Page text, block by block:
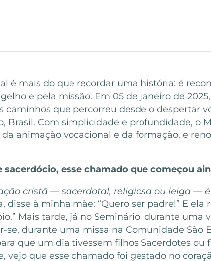
é mais do que recordar uma história: é
e pela missão. Em 05 de janeiro de 2025,
caminhos que percorreu desde o despertar
Brasil. Com simplicidade e profundidade, o
animação vocacional e da formação, e
sacerdócio, esse chamado que começou
cristã — sacerdotal, religiosa ou leiga —
disse à minha mãe: “Quero ser padre!” E
Mais tarde, já no Seminário, durante
durante uma missa na Comunidade São
que um dia tivessem filhos Sacerdotes
vejo que esse chamado foi gestado no